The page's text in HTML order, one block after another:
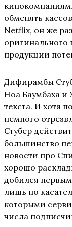
обменять
Netflix, он же
оригинального
продукции
Дифирамбы
Ноа Баумбаха и
текста. И хотя
немного
Стубер
большинство
новости про
хорошо
добился
лишь по
которыми
числа